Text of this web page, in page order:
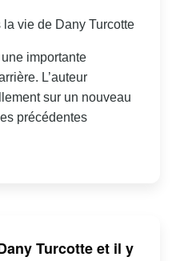
la vie de Dany Turcotte
importante
L’auteur
sur un nouveau
précédentes
Turcotte et il y